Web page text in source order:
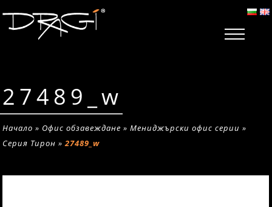
27489_w
Начало » Офис обзавеждане »Мениджърски офис серии »
Серия Тирон »27489_w